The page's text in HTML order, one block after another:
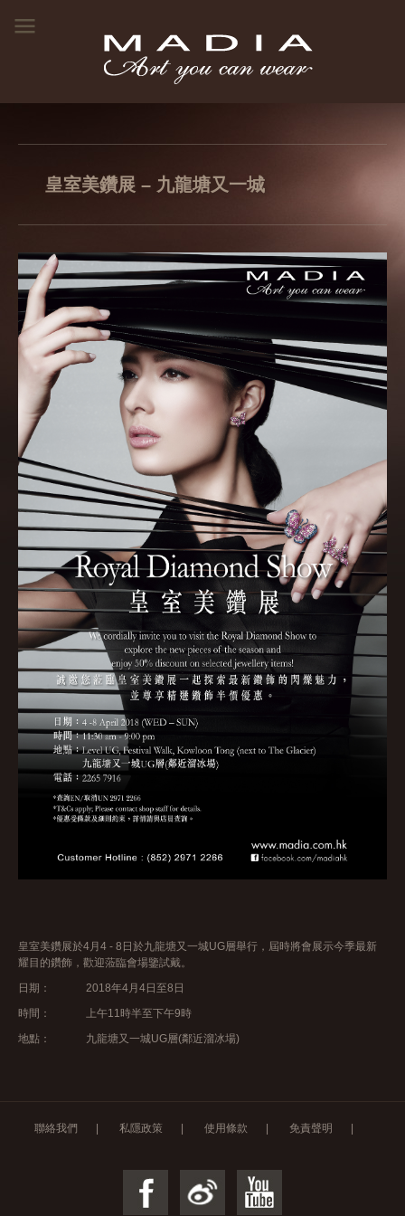
皇室美鑽展 – 九龍塘又一城
皇室美鑽展於4月4 - 8日於九龍塘又一城UG層舉行，屆時將會展示今季最新
耀目的鑽飾，歡迎蒞臨會場鑒試戴。
日期： 2018年4月4日至8日
時間： 上午11時半至下午9時
地點： 九龍塘又一城UG層(鄰近溜冰場)
聯絡我們 私隱政策 使用條款 免責聲明